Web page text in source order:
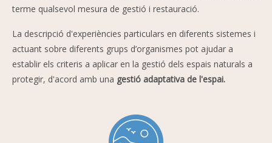
terme qualsevol mesura de gestió i restauració.
La descripció d'experiències particulars en diferents sistemes i
actuant sobre diferents grups d’organismes pot ajudar a
establir els criteris a aplicar en la gestió dels espais naturals a
protegir, d'acord amb una gestió adaptativa de l'espai.